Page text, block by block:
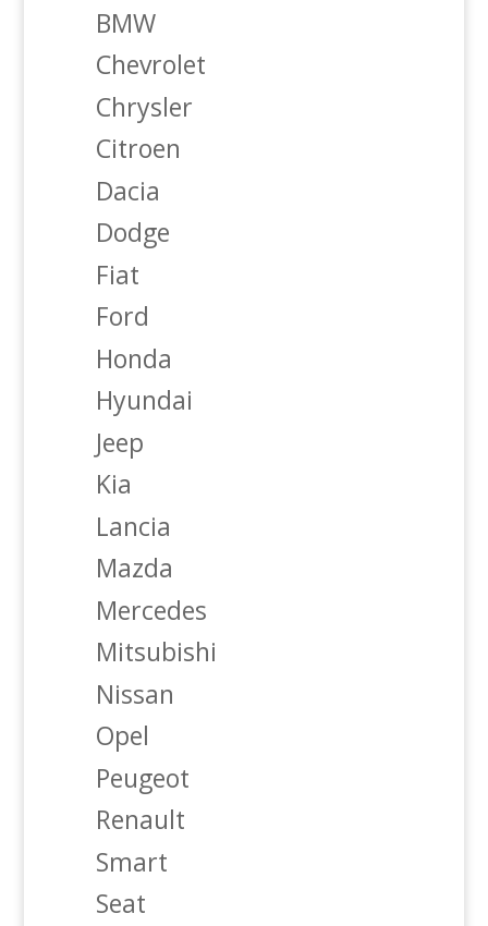
BMW
Chevrolet
Chrysler
Citroen
Dacia
Dodge
Fiat
Ford
Honda
Hyundai
Jeep
Kia
Lancia
Mazda
Mercedes
Mitsubishi
Nissan
Opel
Peugeot
Renault
Smart
Seat